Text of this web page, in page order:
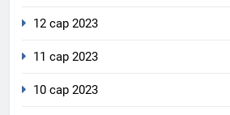
12 сар 2023
11 сар 2023
10 сар 2023